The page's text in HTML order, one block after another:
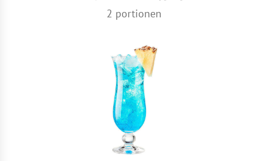
2 portionen